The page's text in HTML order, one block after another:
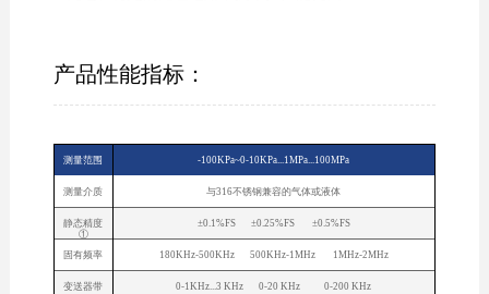
产品性能指标：
测量范围 -100KPa~0-10KPa...1MPa...100MPa
测量介质 与316不锈钢兼容的气体或液体
静态精度
①
±0.1%FS ±0.25%FS ±0.5%FS
固有频率 180KHz-500KHz 500KHz-1MHz 1MHz-2MHz
变送器带 0-1KHz...3 KHz 0-20 KHz 0-200 KHz